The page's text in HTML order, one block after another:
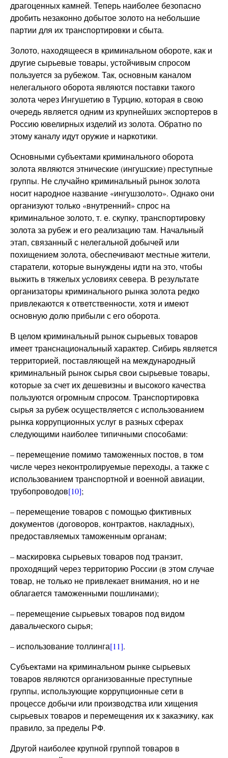
драгоценных камней. Теперь наиболее безопасно
дробить незаконно добытое золото на небольшие
партии для их транспортировки и сбыта.
Золото, находящееся в криминальном обороте, как и
другие сырьевые товары, устойчивым спросом
пользуется за рубежом. Так, основным каналом
нелегального оборота являются поставки такого
золота через Ингушетию в Турцию, которая в свою
очередь является одним из крупнейших экспортеров в
Россию ювелирных изделий из золота. Обратно по
этому каналу идут оружие и наркотики.
Основными субъектами криминального оборота
золота являются этнические (ингушские) преступные
группы. Не случайно криминальный рынок золота
носит народное название «ингушзолото». Однако они
организуют только «внутренний» спрос на
криминальное золото, т. е. скупку, транспортировку
золота за рубеж и его реализацию там. Начальный
этап, связанный с нелегальной добычей или
похищением золота, обеспечивают местные жители,
старатели, которые вынуждены идти на это, чтобы
выжить в тяжелых условиях севера. В результате
организаторы криминального рынка золота редко
привлекаются к ответственности, хотя и имеют
основную долю прибыли с его оборота.
В целом криминальный рынок сырьевых товаров
имеет транснациональный характер. Сибирь является
территорией, поставляющей на международный
криминальный рынок сырья свои сырьевые товары,
которые за счет их дешевизны и высокого качества
пользуются огромным спросом. Транспортировка
сырья за рубеж осуществляется с использованием
рынка коррупционных услуг в разных сферах
следующими наиболее типичными способами:
– перемещение помимо таможенных постов, в том
числе через неконтролируемые переходы, а также с
использованием транспортной и военной авиации,
трубопроводов[10];
– перемещение товаров с помощью фиктивных
документов (договоров, контрактов, накладных),
предоставляемых таможенным органам;
– маскировка сырьевых товаров под транзит,
проходящий через территорию России (в этом случае
товар, не только не привлекает внимания, но и не
облагается таможенными пошлинами);
– перемещение сырьевых товаров под видом
давальческого сырья;
– использование толлинга[11].
Субъектами на криминальном рынке сырьевых
товаров являются организованные преступные
группы, использующие коррупционные сети в
процессе добычи или производства или хищения
сырьевых товаров и перемещения их к заказчику, как
правило, за пределы РФ.
Другой наиболее крупной группой товаров в